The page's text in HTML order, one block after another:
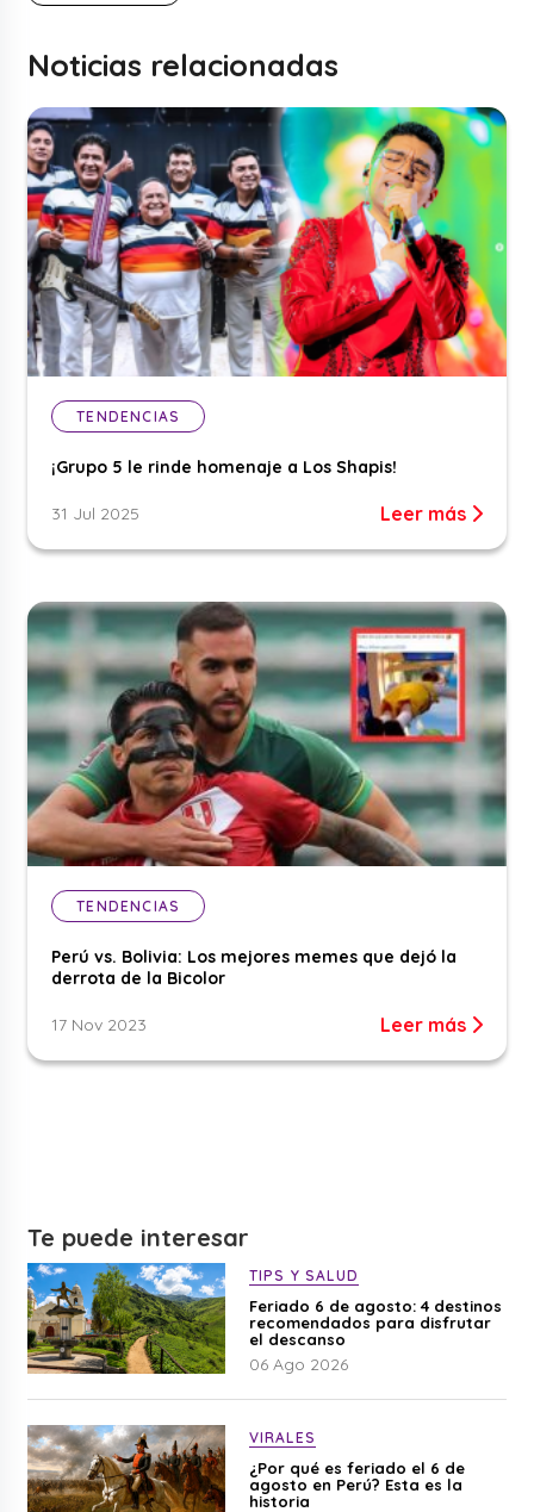
Noticias relacionadas
TENDENCIAS
¡Grupo 5 le rinde homenaje a Los Shapis!
31 Jul 2025 Leer más
TENDENCIAS
Perú vs. Bolivia: Los mejores memes que dejó la
derrota de la Bicolor
17 Nov 2023 Leer más
Te puede interesar
TIPS Y SALUD
Feriado 6 de agosto: 4 destinos
recomendados para disfrutar
el descanso
06 Ago 2026
VIRALES
¿Por qué es feriado el 6 de
agosto en Perú? Esta es la
historia